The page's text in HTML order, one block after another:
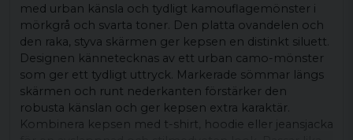
med urban känsla och tydligt kamouflagemönster i
mörkgrå och svarta toner. Den platta ovandelen och
den raka, styva skärmen ger kepsen en distinkt siluett.
Designen kännetecknas av ett urban camo-mönster
som ger ett tydligt uttryck. Markerade sömmar längs
skärmen och runt nederkanten förstärker den
robusta känslan och ger kepsen extra karaktär.
Kombinera kepsen med t-shirt, hoodie eller jeansjacka